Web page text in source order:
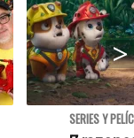
SERIES Y